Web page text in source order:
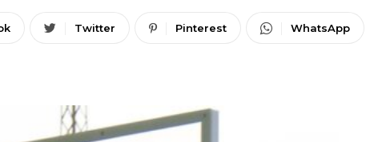
Twitter Pinterest WhatsApp